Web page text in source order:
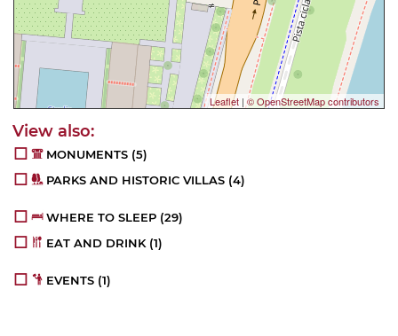
Leaflet | © OpenStreetMap contributors
MONUMENTS (5)
PARKS AND HISTORIC VILLAS (4)
WHERE TO SLEEP (29)
EAT AND DRINK (1)
EVENTS (1)